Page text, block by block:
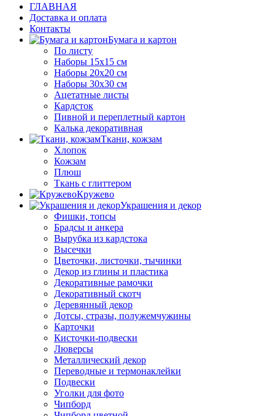
ГЛАВНАЯ
Доставка и оплата
Контакты
Бумага и картон
По листу
Наборы 15х15 см
Наборы 20х20 см
Наборы 30х30 см
Ацетатные листы
Кардсток
Пивной и переплетный картон
Калька декоративная
Ткани, кожзам
Хлопок
Кожзам
Плюш
Ткань с глиттером
Кружево
Украшения и декор
Фишки, топсы
Брадсы и анкера
Вырубка из кардстока
Высечки
Цветочки, листочки, тычинки
Декор из глины и пластика
Декоративные рамочки
Декоративный скотч
Деревянный декор
Дотсы, стразы, полужемчужины
Карточки
Кисточки-подвески
Люверсы
Металлический декор
Переводные и термонаклейки
Подвески
Уголки для фото
Чипборд